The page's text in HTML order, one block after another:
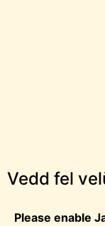
Vedd fel
Please enable